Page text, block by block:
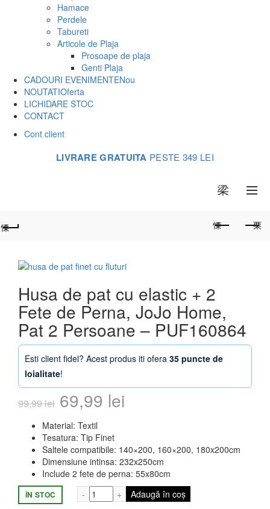
Hamace
Perdele
Tabureti
Articole de Plaja
Prosoape de plaja
Genti Plaja
CADOURI EVENIMENTENou
NOUTATIOferta
LICHIDARE STOC
CONTACT
Cont client
LIVRARE GRATUITA PESTE 349 LEI
Husa de pat cu elastic + 2
Fete de Perna, JoJo Home,
Pat 2 Persoane – PUF160864
Esti client fidel? Acest produs iti ofera 35 puncte de
loialitate!
99,99lei Prețul
inițial
a
fost:
99,99 lei.
69,99 lei
este:
69,99 lei.
Material: Textil
Tesatura: Tip Finet
Saltele compatibile: 140×200, 160×200, 180x200cm
Dimensiune intinsa: 232x250cm
Include 2 fete de perna: 55x80cm
ÎN STOC Cantitate Husa de pat cu elastic + 2
Adaugă în coș